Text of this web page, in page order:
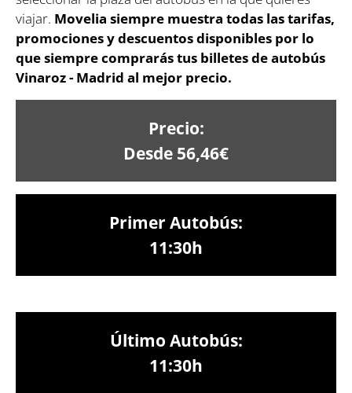
viajar. Movelia siempre muestra todas las tarifas,
promociones y descuentos disponibles por lo
que siempre comprarás tus billetes de autobús
Vinaroz - Madrid al mejor precio.
Precio:
Desde 56,46€
Primer Autobús:
11:30h
Último Autobús:
11:30h